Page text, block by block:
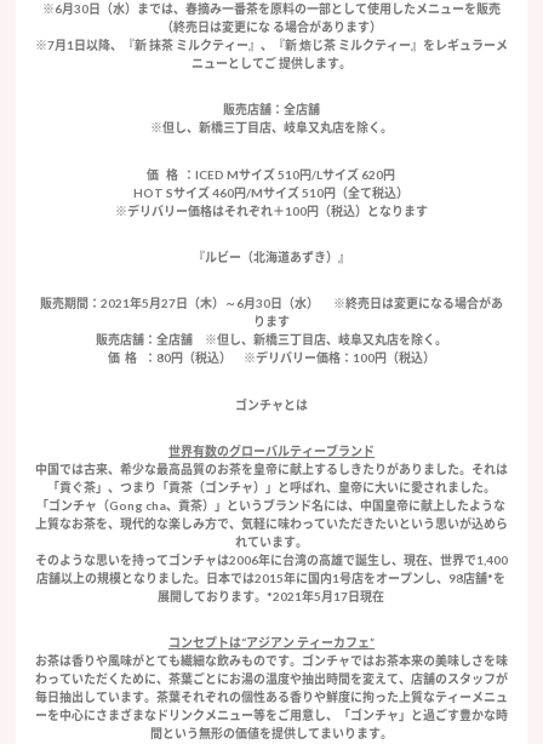
※6月30日（水）までは、春摘み一番茶を原料の一部として使用したメニューを販売
（終売日は変更にな る場合があります）
※7月1日以降、『新 抹茶 ミルクティー』、『新 焙じ茶 ミルクティー』をレギュラーメ
ニューとしてご 提供します。
販売店舗：全店舗
※但し、新橋三丁目店、岐阜又丸店を除く。
価 格 ：ICED Mサイズ 510円/Lサイズ 620円
HOT Sサイズ 460円/Mサイズ 510円（全て税込）
※デリバリー価格はそれぞれ＋100円（税込）となります
『ルビー（北海道あずき）』
販売期間：2021年5月27日（木）～6月30日（水） ※終売日は変更になる場合があ
ります
販売店舗：全店舗 ※但し、新橋三丁目店、岐阜又丸店を除く。
価 格 ：80円（税込） ※デリバリー価格：100円（税込）
ゴンチャとは
世界有数のグローバルティーブランド
中国では古来、希少な最高品質のお茶を皇帝に献上するしきたりがありました。それは
「貢ぐ茶」、つまり「貢茶（ゴンチャ）」と呼ばれ、皇帝に大いに愛されました。
「ゴンチャ（Gong cha、貢茶）」というブランド名には、中国皇帝に献上したような
上質なお茶を、現代的な楽しみ方で、気軽に味わっていただきたいという思いが込めら
れています。
そのような思いを持ってゴンチャは2006年に台湾の高雄で誕生し、現在、世界で1,400
店舗以上の規模となりました。日本では2015年に国内1号店をオープンし、98店舗*を
展開しております。*2021年5月17日現在
コンセプトは“アジアン ティーカフェ”
お茶は香りや風味がとても繊細な飲みものです。ゴンチャではお茶本来の美味しさを味
わっていただくために、茶葉ごとにお湯の温度や抽出時間を変えて、店舗のスタッフが
毎日抽出しています。茶葉それぞれの個性ある香りや鮮度に拘った上質なティーメニュ
ーを中心にさまざまなドリンクメニュー等をご用意し、「ゴンチャ」と過ごす豊かな時
間という無形の価値を提供してまいります。